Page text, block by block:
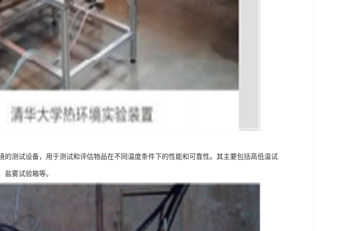
的测试设备，用于测试和评估物品在不同温度条件下的性能和可靠性。其主要包括高低温试
盐雾试验箱等。